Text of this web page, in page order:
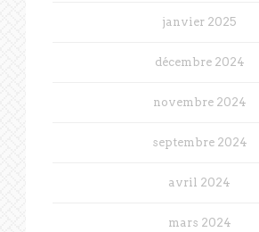
janvier 2025
décembre 2024
novembre 2024
septembre 2024
avril 2024
mars 2024